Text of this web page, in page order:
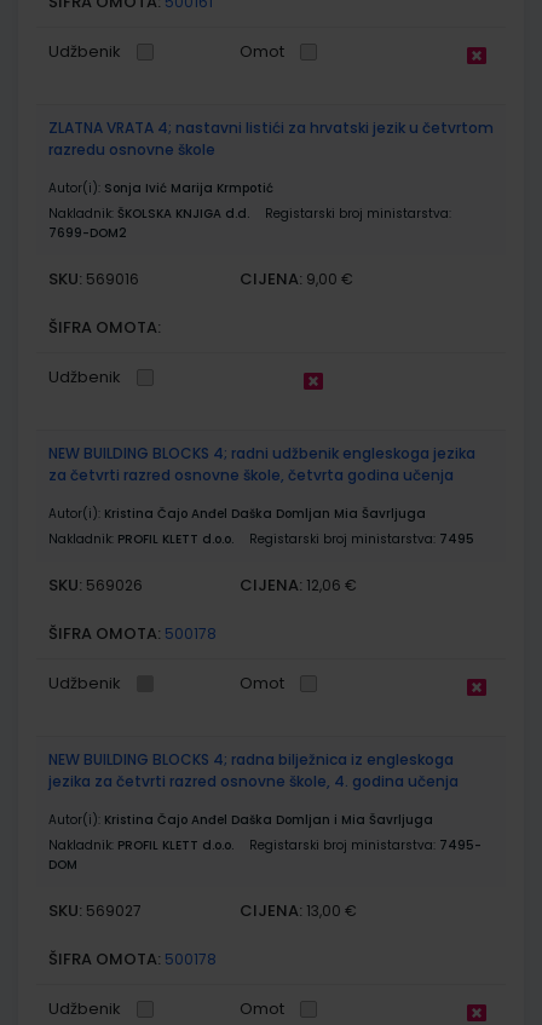
Udžbenik Omot
ZLATNA VRATA 4; nastavni listići za hrvatski jezik u četvrtom
razredu osnovne škole
Autor(i): Sonja Ivić Marija Krmpotić
Nakladnik: ŠKOLSKA KNJIGA d.d.
Registarski broj ministarstva:
7699-DOM2
SKU: 569016 CIJENA: 9,00 €
ŠIFRA OMOTA:
Udžbenik
NEW BUILDING BLOCKS 4; radni udžbenik engleskoga jezika
za četvrti razred osnovne škole, četvrta godina učenja
Autor(i): Kristina Čajo Anđel Daška Domljan Mia Šavrljuga
Nakladnik: PROFIL KLETT d.o.o. Registarski broj ministarstva: 7495
SKU: 569026 CIJENA: 12,06 €
ŠIFRA OMOTA: 500178
Udžbenik Omot
NEW BUILDING BLOCKS 4; radna bilježnica iz engleskoga
jezika za četvrti razred osnovne škole, 4. godina učenja
Autor(i): Kristina Čajo Anđel Daška Domljan i Mia Šavrljuga
Nakladnik: PROFIL KLETT d.o.o. Registarski broj ministarstva: 7495-
DOM
SKU: 569027 CIJENA: 13,00 €
ŠIFRA OMOTA: 500178
Udžbenik Omot